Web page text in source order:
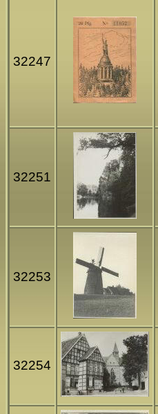
32247
32251
32253
32254